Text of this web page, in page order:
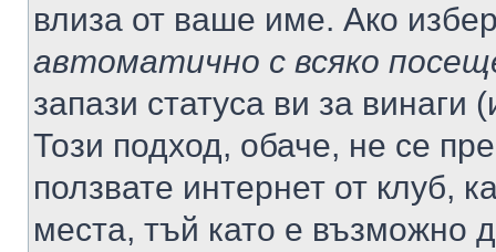
влиза от ваше име. Ако
автоматично с всяко
запази статуса ви за винаги
Този подход, обаче, не се
ползвате интернет от клуб,
места, тъй като е възможно